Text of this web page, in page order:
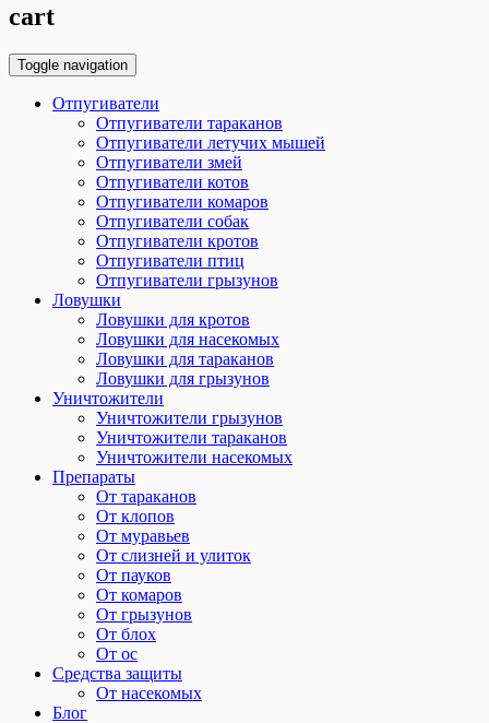
cart
Toggle navigation
Отпугиватели
Отпугиватели тараканов
Отпугиватели летучих мышей
Отпугиватели змей
Отпугиватели котов
Отпугиватели комаров
Отпугиватели собак
Отпугиватели кротов
Отпугиватели птиц
Отпугиватели грызунов
Ловушки
Ловушки для кротов
Ловушки для насекомых
Ловушки для тараканов
Ловушки для грызунов
Уничтожители
Уничтожители грызунов
Уничтожители тараканов
Уничтожители насекомых
Препараты
От тараканов
От клопов
От муравьев
От слизней и улиток
От пауков
От комаров
От грызунов
От блох
От ос
Средства защиты
От насекомых
Блог